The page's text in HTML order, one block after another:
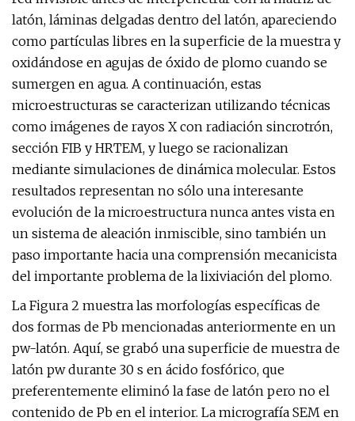
latón, láminas delgadas dentro del latón, apareciendo
como partículas libres en la superficie de la muestra y
oxidándose en agujas de óxido de plomo cuando se
sumergen en agua. A continuación, estas
microestructuras se caracterizan utilizando técnicas
como imágenes de rayos X con radiación sincrotrón,
sección FIB y HRTEM, y luego se racionalizan
mediante simulaciones de dinámica molecular. Estos
resultados representan no sólo una interesante
evolución de la microestructura nunca antes vista en
un sistema de aleación inmiscible, sino también un
paso importante hacia una comprensión mecanicista
del importante problema de la lixiviación del plomo.
La Figura 2 muestra las morfologías específicas de
dos formas de Pb mencionadas anteriormente en un
pw-latón. Aquí, se grabó una superficie de muestra de
latón pw durante 30 s en ácido fosfórico, que
preferentemente eliminó la fase de latón pero no el
contenido de Pb en el interior. La micrografía SEM en